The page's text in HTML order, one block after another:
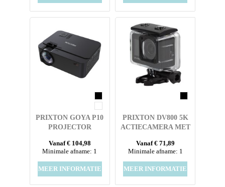
PRIXTON GOYA P10
PROJECTOR
Vanaf € 104,98
Minimale afname: 1
MEER INFORMATIE
PRIXTON DV800 5K
ACTIECAMERA MET
Vanaf € 71,89
Minimale afname: 1
MEER INFORMATIE